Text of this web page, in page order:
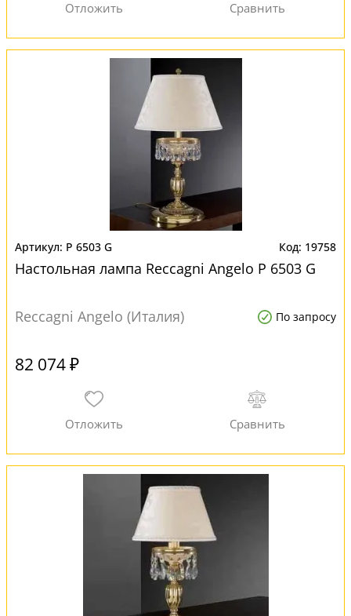
P 6503 G 19758
Настольная лампа Reccagni Angelo P 6503 G
Reccagni Angelo (Италия) По запросу
82 074 ₽